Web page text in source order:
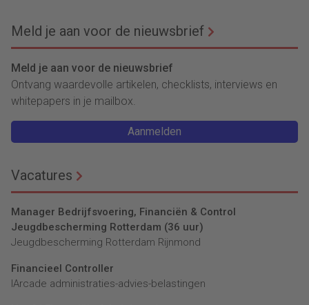
Meld je aan voor de nieuwsbrief
Meld je aan voor de nieuwsbrief
Ontvang waardevolle artikelen, checklists, interviews en
whitepapers in je mailbox.
Aanmelden
Vacatures
Manager Bedrijfsvoering, Financiën & Control
Jeugdbescherming Rotterdam (36 uur)
Jeugdbescherming Rotterdam Rijnmond
Financieel Controller
lArcade administraties-advies-belastingen